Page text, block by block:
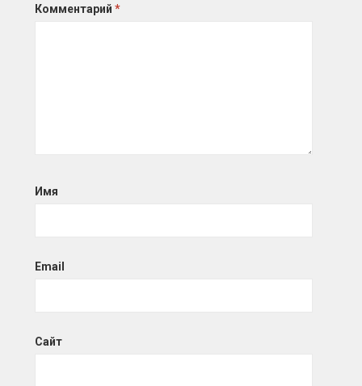
Комментарий*
Имя
Email
Сайт